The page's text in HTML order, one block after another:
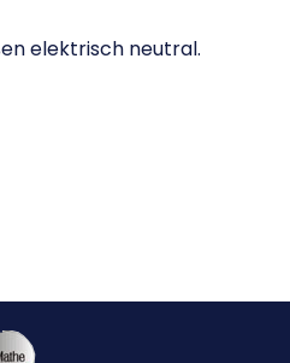
elektrisch neutral.